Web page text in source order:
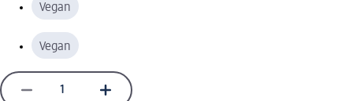
Vegan
Vegan